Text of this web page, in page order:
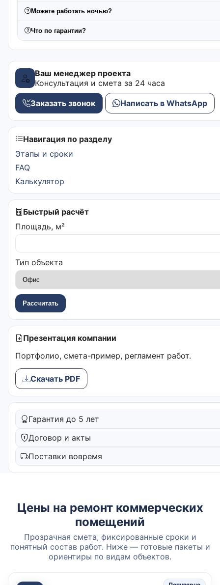
Можете работать ночью?
Что по гарантии?
Ваш менеджер проекта
Консультация и смета за 24 часа
Заказать звонок Написать в WhatsApp
Навигация по разделу
Этапы и сроки
FAQ
Калькулятор
Быстрый расчёт
Площадь, м²
Тип объекта
Рассчитать
Презентация компании
Портфолио, смета-пример, регламент работ.
Скачать PDF
Гарантия до 5 лет
Договор и акты
Поставки вовремя
Цены на ремонт коммерческих
помещений
Прозрачная смета, фиксированные сроки и
понятный состав работ. Ниже — готовые пакеты и
ориентиры по видам объектов.